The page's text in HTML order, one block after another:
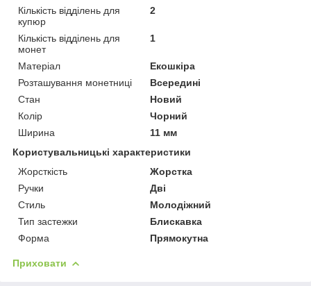
Кількість відділень для
купюр
2
Кількість відділень для
монет
1
Матеріал
Екошкіра
Розташування монетниці
Всередині
Стан
Новий
Колір
Чорний
Ширина
11 мм
Користувальницькі характеристики
Жорсткість
Жорстка
Ручки
Дві
Стиль
Молодіжний
Тип застежки
Блискавка
Форма
Прямокутна
Приховати